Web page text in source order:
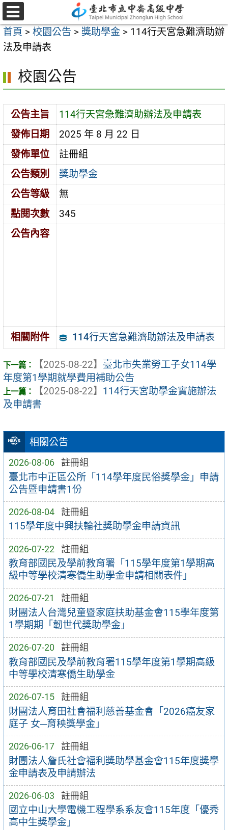
跳
至
主
要
容
選
單
首頁 > 校園公告 > 獎助學金 > 114行天宮急難濟助辦
法及申請表
相關公告
2026-08-06 註冊組
臺北市中正區公所「114學年度民俗獎學金」申請
公告暨申請書1份
2026-08-04 註冊組
115學年度中興扶輪社獎助學金申請資訊
2026-07-22 註冊組
教育部國民及學前教育署「115學年度第1學期高
級中等學校清寒僑生助學金申請相關表件」
2026-07-21 註冊組
財團法人台灣兒童暨家庭扶助基金會115學年度第
1學期期「韌世代獎助學金」
2026-07-20 註冊組
教育部國民及學前教育署115學年度第1學期高級
中等學校清寒僑生助學金
2026-07-15 註冊組
財團法人育田社會福利慈善基金會「2026癌友家
庭子 女─育秧獎學金」
2026-06-17 註冊組
財團法人詹氏社會福利獎助學基金會115年度獎學
金申請表及申請辦法
2026-06-03 註冊組
國立中山大學電機工程學系系友會115年度「優秀
高中生獎學金」
校園公告
公告主旨
114行天宮急難濟助辦法及申請表
發佈日期
2025 年 8 月 22 日
發佈單位
註冊組
公告類別
獎助學金
公告等級
無
點閱次數
345
公告內容
相關附件 114行天宮急難濟助辦法及申請表
【2025-08-22】 臺北市失業勞工子女114學
年度第1學期就學費用補助公告
【2025-08-22】 114行天宮助學金實施辦法
及申請書